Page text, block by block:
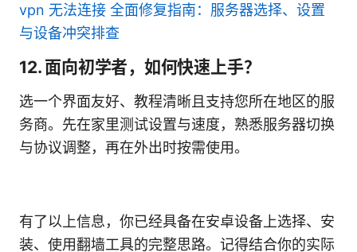
vpn 无法连接 全面修复指南：服务器选择、设置
与设备冲突排查
12. 面向初学者，如何快速上手？
选一个界面友好、教程清晰且支持您所在地区的服
务商。先在家里测试设置与速度，熟悉服务器切换
与协议调整，再在外出时按需使用。
有了以上信息，你已经具备在安卓设备上选择、安
装、使用翻墙工具的完整思路。记得结合你的实际